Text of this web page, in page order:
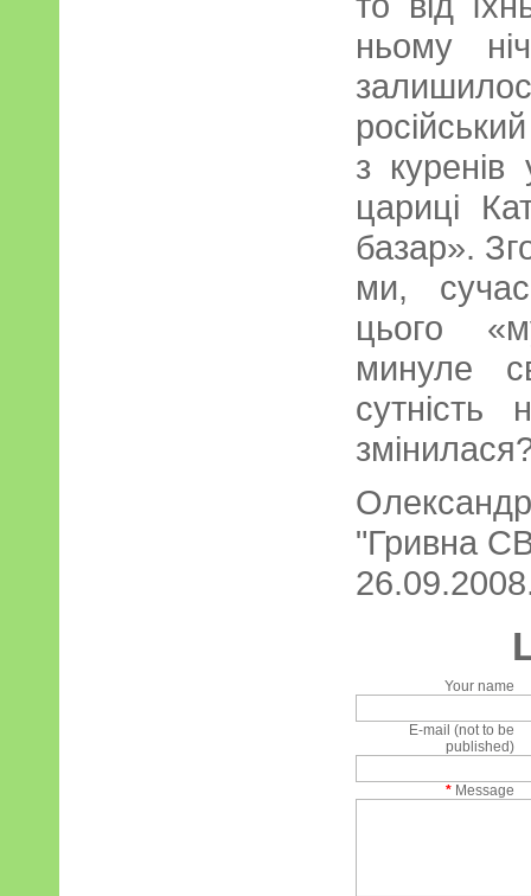
ньому
з куренів
цариці
базар».
ми,
цього
минуле
"Гривна
Your name
E-mail (not to be
published)
* Message